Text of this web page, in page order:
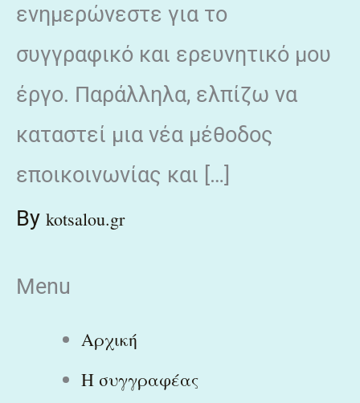
ενημερώνεστε για το
συγγραφικό και ερευνητικό μου
έργο. Παράλληλα, ελπίζω να
καταστεί μια νέα μέθοδος
εποικοινωνίας και […]
By kotsalou.gr
Menu
Αρχική
Η συγγραφέας